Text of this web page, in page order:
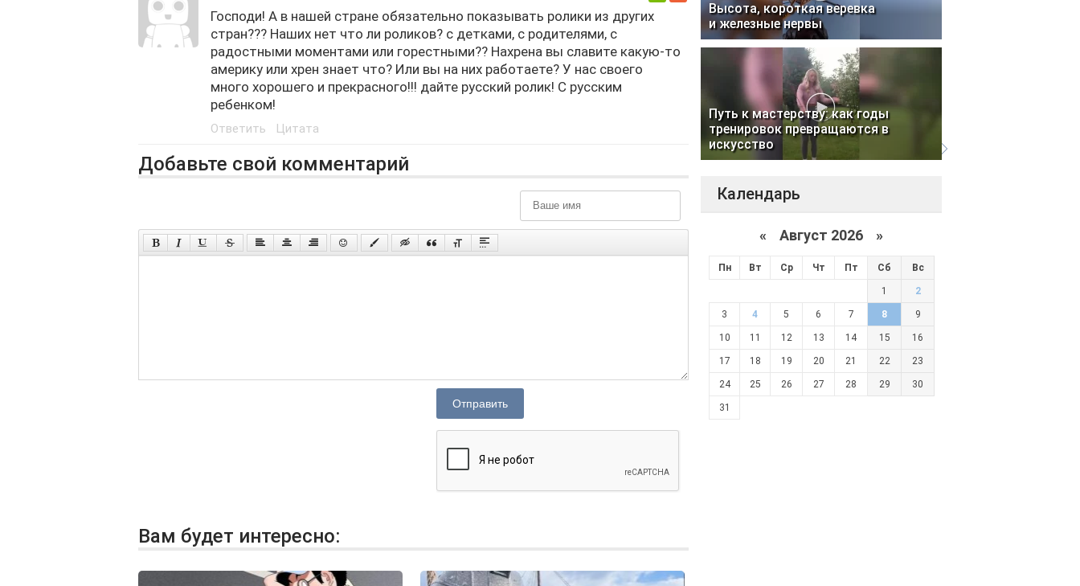
Господи! А в нашей стране обязательно показывать ролики из других
стран??? Наших нет что ли роликов? с детками, с родителями, с
радостными моментами или горестными?? Нахрена вы славите какую-то
америку или хрен знает что? Или вы на них работаете? У нас своего
много хорошего и прекрасного!!! дайте русский ролик! С русским
ребенком!
Ответить Цитата
Добавьте свой комментарий
Отправить
Вам будет интересно:
Высота, короткая веревка
и железные нервы
Путь к мастерству: как годы
тренировок превращаются в
искусство
Календарь
« Август 2026 »
Пн Вт Ср Чт Пт Сб Вс
1 2
3 4 5 6 7 8 9
10 11 12 13 14 15 16
17 18 19 20 21 22 23
24 25 26 27 28 29 30
31